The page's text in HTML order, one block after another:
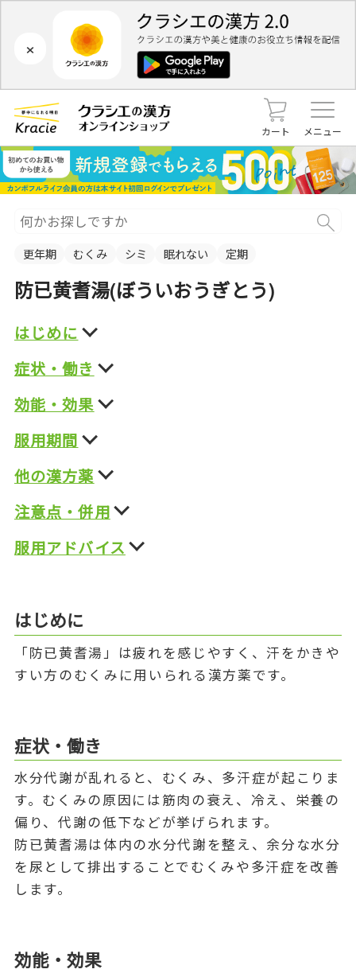
×
カート メニュー
更年期 むくみ シミ 眠れない 定期
防已黄耆湯(ぼういおうぎとう)
はじめに
症状・働き
効能・効果
服用期間
他の漢方薬
注意点・併用
服用アドバイス
はじめに
「防已黄耆湯」は疲れを感じやすく、汗をかきや
すい方のむくみに用いられる漢方薬です。
症状・働き
水分代謝が乱れると、むくみ、多汗症が起こりま
す。むくみの原因には筋肉の衰え、冷え、栄養の
偏り、代謝の低下などが挙げられます。
防已黄耆湯は体内の水分代謝を整え、余分な水分
を尿として排出することでむくみや多汗症を改善
します。
効能・効果